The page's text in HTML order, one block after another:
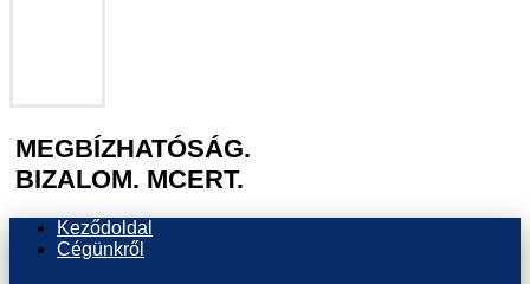
MEGBÍZHATÓSÁG.
BIZALOM. MCERT.
Keződoldal
Cégünkről